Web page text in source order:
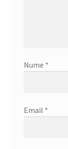
Nume *
Email *